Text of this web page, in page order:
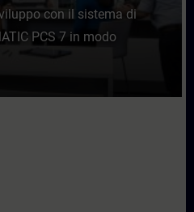
con il sistema di
PCS 7 in modo